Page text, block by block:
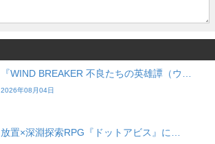
『WIND BREAKER 不良たちの英雄譚（ウ…
2026年08月04日
放置×深淵探索RPG『ドットアビス』に…